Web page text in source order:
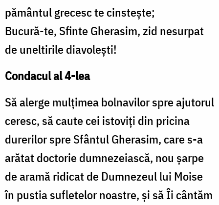
pământul grecesc te cinsteşte;
Bucură-te, Sfinte Gherasim, zid nesurpat
de uneltirile diavoleşti!
Condacul al 4-lea
Să alerge mulţimea bolnavilor spre ajutorul
ceresc, să caute cei istoviţi din pricina
durerilor spre Sfântul Gherasim, care s-a
arătat doctorie dumnezeiască, nou şarpe
de aramă ridicat de Dumnezeul lui Moise
în pustia sufletelor noastre, şi să Îi cântăm